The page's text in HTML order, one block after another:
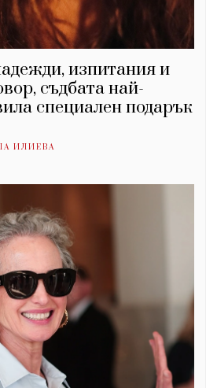
изпитания и
съдбата най-
специален подарък
ИЛИЕВА